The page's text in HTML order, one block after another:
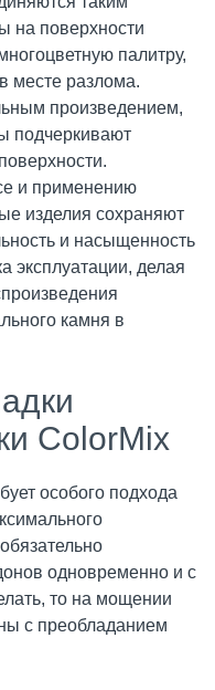
на поверхности
палитру,
месте разлома.
произведением,
подчеркивают
и применению
изделия сохраняют
и насыщенность
эксплуатации, делая
камня в
ColorMix
особого подхода
одновременно и с
то на мощении
с преобладанием